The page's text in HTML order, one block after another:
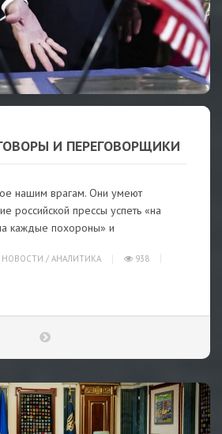
И ПЕРЕГОВОРЩИКИ
нашим врагам. Они умеют
российской прессы успеть «на
каждые похороны» и
НОВОСТИ / АНАЛИТИКА
938